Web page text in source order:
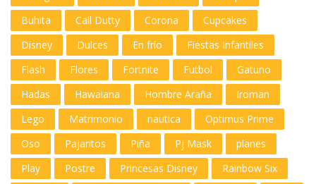
Buhita
Call Dutty Corona
Cupcakes
Disney
Dulces En frío
Fiestas Infantiles
Flash
Flores Fortnite Futbol
Gatuno
Hadas
Hawaiana Hombre Araña
Iroman
Lego
Matrimonio nautica
Optimus Prime
Oso
Pajaritos Piña Pj Mask
planes
Play
Postre Princesas Disney
Rainbow Six